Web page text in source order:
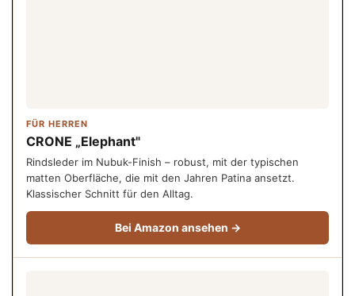
FÜR HERREN
CRONE „Elephant"
Rindsleder im Nubuk-Finish – robust, mit der typischen
matten Oberfläche, die mit den Jahren Patina ansetzt.
Klassischer Schnitt für den Alltag.
Bei Amazon ansehen →